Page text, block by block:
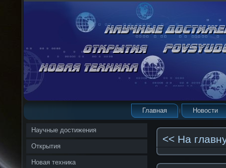
Главная Новости
Научные достижения
Открытия
Новая техника
<< На